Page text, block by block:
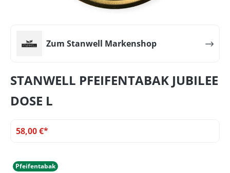
Zum Stanwell Markenshop
STANWELL PFEIFENTABAK JUBILEE
DOSE L
58,00 €*
Pfeifentabak